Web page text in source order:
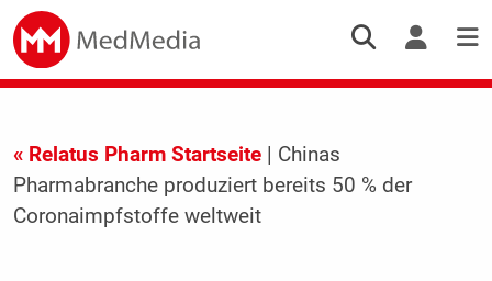
« Relatus Pharm Startseite| Chinas
Pharmabranche produziert bereits 50 % der
Coronaimpfstoffe weltweit